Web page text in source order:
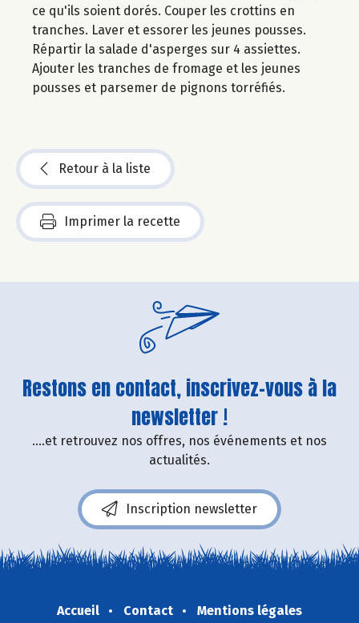
ce qu'ils soient dorés. Couper les crottins en
tranches. Laver et essorer les jeunes pousses.
Répartir la salade d'asperges sur 4 assiettes.
Ajouter les tranches de fromage et les jeunes
pousses et parsemer de pignons torréfiés.
Retour à la liste
Imprimer la recette
Restons en contact, inscrivez-vous à la
newsletter !
....et retrouvez nos offres, nos événements et nos
actualités.
Inscription newsletter
Accueil Contact
Mentions légales